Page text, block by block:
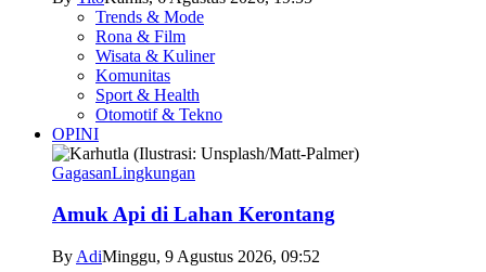
Trends & Mode
Rona & Film
Wisata & Kuliner
Komunitas
Sport & Health
Otomotif & Tekno
OPINI
GagasanLingkungan
Amuk Api di Lahan Kerontang
By AdiMinggu, 9 Agustus 2026, 09:52